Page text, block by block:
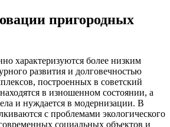
пригородных
характеризуются более низким
развития и долговечностью
построенных в советский
в изношенном состоянии, а
и нуждается в модернизации. В
с проблемами экологического
социальных объектов и